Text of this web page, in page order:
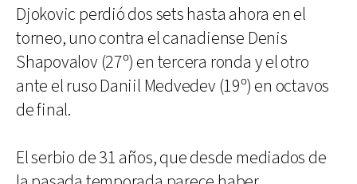
Djokovic perdió dos sets hasta ahora en el
torneo, uno contra el canadiense Denis
Shapovalov (27º) en tercera ronda y el otro
ante el ruso Daniil Medvedev (19º) en octavos
de final.
El serbio de 31 años, que desde mediados de